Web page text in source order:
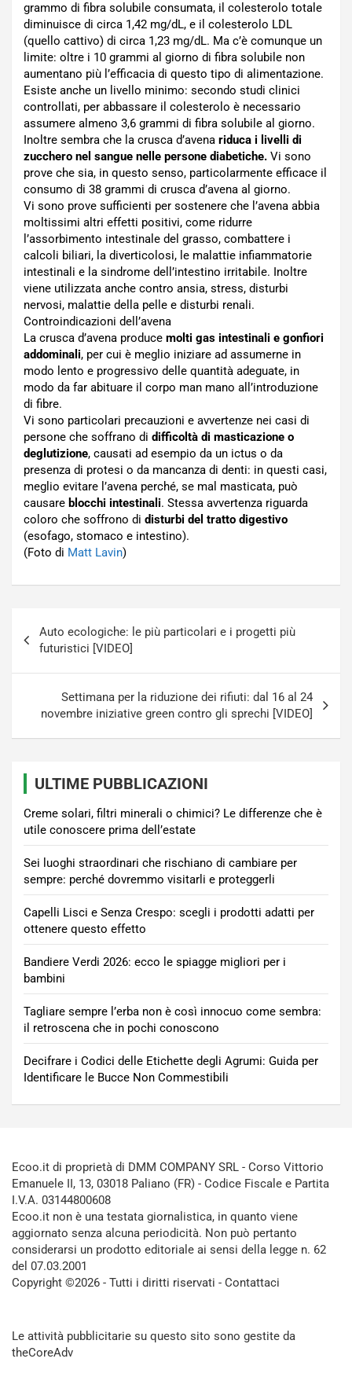
grammo di fibra solubile consumata, il colesterolo totale
diminuisce di circa 1,42 mg/dL, e il colesterolo LDL
(quello cattivo) di circa 1,23 mg/dL. Ma c’è comunque un
limite: oltre i 10 grammi al giorno di fibra solubile non
aumentano più l’efficacia di questo tipo di alimentazione.
Esiste anche un livello minimo: secondo studi clinici
controllati, per abbassare il colesterolo è necessario
assumere almeno 3,6 grammi di fibra solubile al giorno.
Inoltre sembra che la crusca d’avena riduca i livelli di
zucchero nel sangue nelle persone diabetiche. Vi sono
prove che sia, in questo senso, particolarmente efficace il
consumo di 38 grammi di crusca d’avena al giorno.
Vi sono prove sufficienti per sostenere che l’avena abbia
moltissimi altri effetti positivi, come ridurre
l’assorbimento intestinale del grasso, combattere i
calcoli biliari, la diverticolosi, le malattie infiammatorie
intestinali e la sindrome dell’intestino irritabile. Inoltre
viene utilizzata anche contro ansia, stress, disturbi
nervosi, malattie della pelle e disturbi renali.
Controindicazioni dell’avena
La crusca d’avena produce molti gas intestinali e gonfiori
addominali, per cui è meglio iniziare ad assumerne in
modo lento e progressivo delle quantità adeguate, in
modo da far abituare il corpo man mano all’introduzione
di fibre.
Vi sono particolari precauzioni e avvertenze nei casi di
persone che soffrano di difficoltà di masticazione o
deglutizione, causati ad esempio da un ictus o da
presenza di protesi o da mancanza di denti: in questi casi,
meglio evitare l’avena perché, se mal masticata, può
causare blocchi intestinali. Stessa avvertenza riguarda
coloro che soffrono di disturbi del tratto digestivo
(esofago, stomaco e intestino).
(Foto di Matt Lavin)
articoli
Auto ecologiche: le più particolari e i progetti più
futuristici [VIDEO]
Settimana per la riduzione dei rifiuti: dal 16 al 24
novembre iniziative green contro gli sprechi [VIDEO]
ULTIME PUBBLICAZIONI
Creme solari, filtri minerali o chimici? Le differenze che è
utile conoscere prima dell’estate
Sei luoghi straordinari che rischiano di cambiare per
sempre: perché dovremmo visitarli e proteggerli
Capelli Lisci e Senza Crespo: scegli i prodotti adatti per
ottenere questo effetto
Bandiere Verdi 2026: ecco le spiagge migliori per i
bambini
Tagliare sempre l’erba non è così innocuo come sembra:
il retroscena che in pochi conoscono
Decifrare i Codici delle Etichette degli Agrumi: Guida per
Identificare le Bucce Non Commestibili
Ecoo.it di proprietà di DMM COMPANY SRL - Corso Vittorio
Emanuele II, 13, 03018 Paliano (FR) - Codice Fiscale e Partita
I.V.A. 03144800608
Ecoo.it non è una testata giornalistica, in quanto viene
aggiornato senza alcuna periodicità. Non può pertanto
considerarsi un prodotto editoriale ai sensi della legge n. 62
del 07.03.2001
Copyright ©2026 - Tutti i diritti riservati - Contattaci
Le attività pubblicitarie su questo sito sono gestite da
theCoreAdv